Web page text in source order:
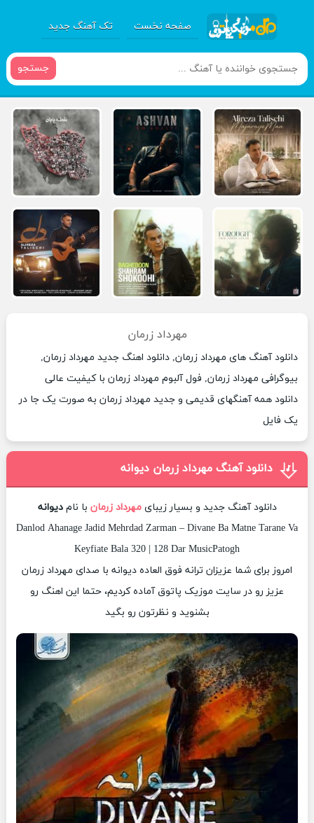
صفحه نخست تک آهنگ جدید
جستجو
مهرداد زرمان
دانلود آهنگ های مهرداد زرمان, دانلود اهنگ جدید مهرداد زرمان,
بیوگرافی مهرداد زرمان, فول آلبوم مهرداد زرمان با کیفیت عالی
دانلود همه آهنگهای قدیمی و جدید مهرداد زرمان به صورت یک جا در
یک فایل
دانلود آهنگ مهرداد زرمان دیوانه
دانلود آهنگ جدید و بسیار زیبایمهرداد زرمان با نامدیوانه
Danlod Ahanage Jadid Mehrdad Zarman – Divane Ba Matne Tarane Va
Keyfiate Bala 320 | 128 Dar MusicPatogh
امروز برای شما عزیزان ترانه فوق العاده دیوانه با صدای مهرداد زرمان
عزیز رو در سایت موزیک پاتوق آماده کردیم، حتما این اهنگ رو
بشنوید و نظرتون رو بگید